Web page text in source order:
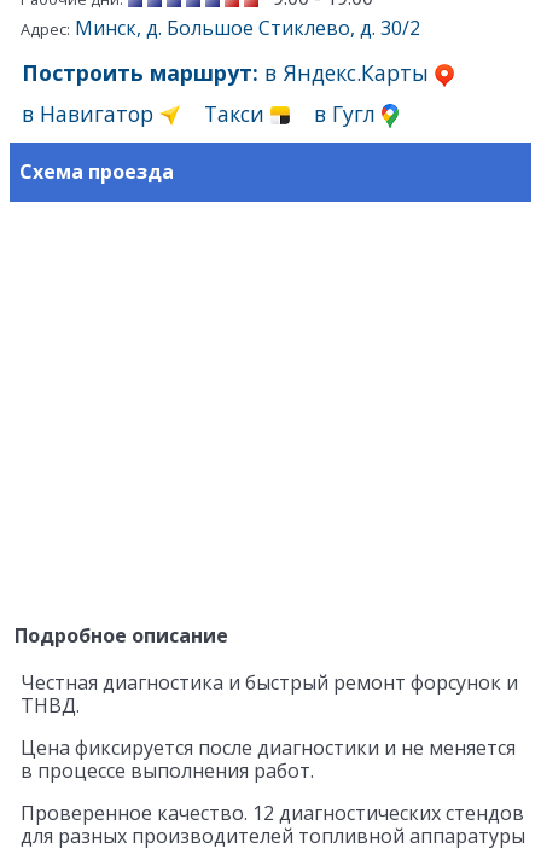
Адрес: Минск, д. Большое Стиклево, д. 30/2
Построить маршрут: в Яндекс.Карты
в Навигатор
Такси в Гугл
Схема проезда
Подробное описание
Честная диагностика и быстрый ремонт форсунок и
ТНВД.
Цена фиксируется после диагностики и не меняется
в процессе выполнения работ.
Проверенное качество. 12 диагностических стендов
для разных производителей топливной аппаратуры